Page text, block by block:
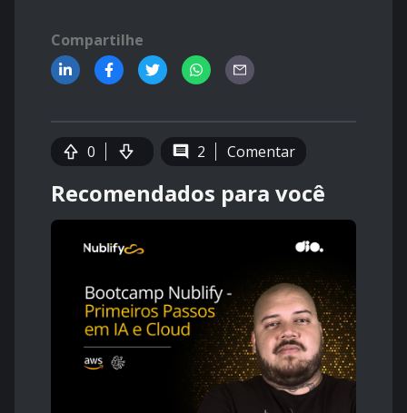
Compartilhe
0 2 Comentar
Recomendados para você